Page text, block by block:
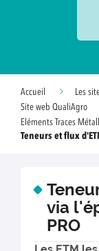
Accueil Les
Site web QualiAgro
Eléments Traces
Teneurs et flux
via
PRO